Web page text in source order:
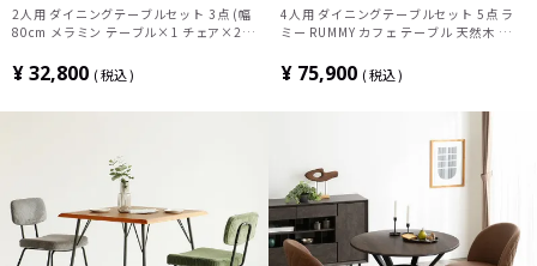
2人用 ダイニングテーブルセット 3点 (幅
80cm メラミン テーブル×1 チェア×2)
ア 肘なし おしゃれ ヴィンテージ風 カフ
ェ風
¥32,800 税込
4人用 ダイニングテーブルセット 5点 ラ
ミー RUMMY カフェ テーブル 天然木 ウォ
グチェア おしゃれ アメリカンヴィンテー
ジ (幅130cm 食卓テーブル×1 食卓椅子
¥ 75,900 税込